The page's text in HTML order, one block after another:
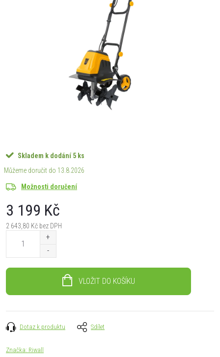
Skladem k dodání 5 ks
13.8.2026
Možnosti doručení
3 199 Kč
2 643,80 Kč bez DPH
VLOŽIT DO KOŠÍKU
Dotaz k produktu Sdílet
Značka: Riwall